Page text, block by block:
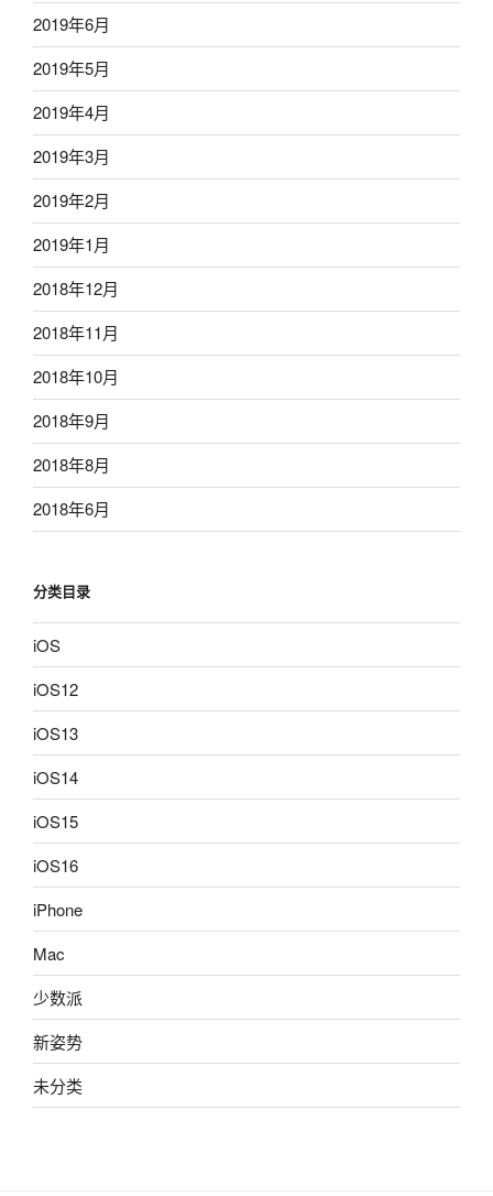
2019年6月
2019年5月
2019年4月
2019年3月
2019年2月
2019年1月
2018年12月
2018年11月
2018年10月
2018年9月
2018年8月
2018年6月
分类目录
iOS
iOS12
iOS13
iOS14
iOS15
iOS16
iPhone
Mac
少数派
新姿势
未分类